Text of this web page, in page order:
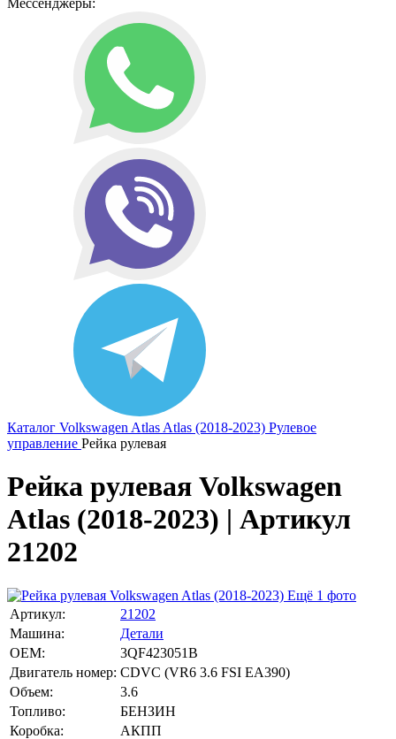
Мессенджеры:
Каталог Volkswagen Atlas Atlas (2018-2023) Рулевое
управление Рейка рулевая
Рейка рулевая Volkswagen
Atlas (2018-2023) | Артикул
21202
Ещё 1 фото
Артикул:
21202
Машина:
Детали
OEM:
3QF423051B
Двигатель номер: CDVC (VR6 3.6 FSI EA390)
Объем:
3.6
Топливо:
БЕНЗИН
Коробка:
АКПП